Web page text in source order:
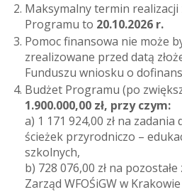
Maksymalny termin realizacji
Programu to 20.10.2026 r.
Pomoc finansowa nie może
zrealizowane przed datą
Funduszu wniosku o
Budżet Programu (po
1.900.000,00 zł, przy czym:
a) 1 171 924,00 zł na
ścieżek przyrodniczo –
szkolnych,
b) 728 076,00 zł na pozostałe
Zarząd WFOŚiGW w